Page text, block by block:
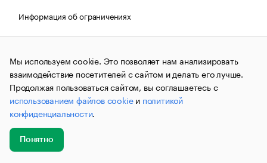
Информация об ограничениях
Правовая информация
О соблюдении авторских прав
© АО «РОСБИЗНЕСКОНСАЛТИНГ»,1995–2026.Сообщения
и материалы информационного агентства «РБК»
(зарегистрировано Федеральной службой по надзору в сфере
связи, информационных технологий и массовых
коммуникаций (Роскомнадзор) 09.12.2015 за номером ИА
№ФС77-63848) сопровождаются пометкой «РБК». Отдельные
публикации могут содержать информацию,
не предназначенную для пользователей
до 18 лет.
Мы используем cookie. Это позволяет нам анализировать
взаимодействие посетителей с сайтом и делать его лучше.
Продолжая пользоваться сайтом, вы соглашаетесь с
использованием файлов cookieи политикой
конфиденциальности.
Понятно